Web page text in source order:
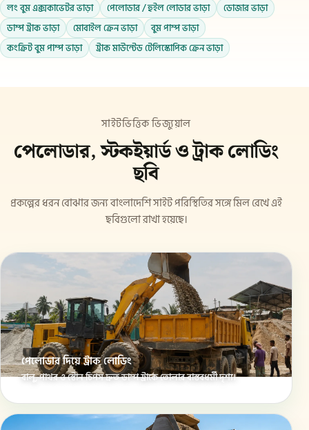
লং বুম এক্সকাভেটর ভাড়া পেলোডার / হুইল লোডার ভাড়া
ডোজার ভাড়া
ডাম্প ট্রাক ভাড়া
মোবাইল ক্রেন ভাড়া
বুম পাম্প ভাড়া
কংক্রিট বুম পাম্প ভাড়া
ট্রাক মাউন্টেড টেলিস্কোপিক ক্রেন ভাড়া
সাইটভিত্তিক ভিজ্যুয়াল
পেলোডার, স্টকইয়ার্ড ও ট্রাক লোডিং
ছবি
প্রকল্পের ধরন বোঝার জন্য বাংলাদেশি সাইট পরিস্থিতির সঙ্গে মিল রেখে এই
ছবিগুলো রাখা হয়েছে।
পেলোডার দিয়ে ট্রাক লোডিং
বালু, পাথর ও স্টোন চিপস দ্রুত ডাম্প ট্রাকে তোলার বাস্তবধর্মী দৃশ্য।